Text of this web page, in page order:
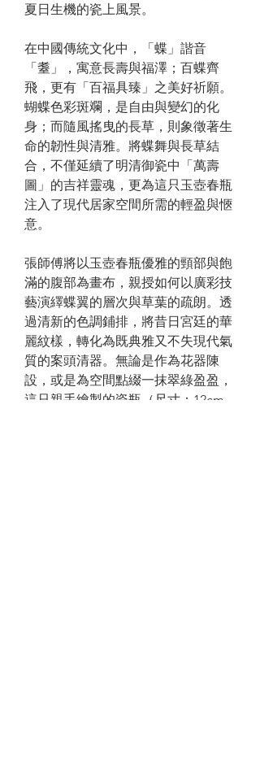
夏日生機的瓷上風景。
在中國傳統文化中，「蝶」諧音
「耋」，寓意長壽與福澤；百蝶齊
飛，更有「百福具臻」之美好祈願。
蝴蝶色彩斑斕，是自由與變幻的化
身；而隨風搖曳的長草，則象徵著生
命的韌性與清雅。將蝶舞與長草結
合，不僅延續了明清御瓷中「萬壽
圖」的吉祥靈魂，更為這只玉壺春瓶
注入了現代居家空間所需的輕盈與愜
意。
張師傅將以玉壺春瓶優雅的頸部與飽
滿的腹部為畫布，親授如何以廣彩技
藝演繹蝶翼的層次與草葉的疏朗。透
過清新的色調鋪排，將昔日宮廷的華
麗紋樣，轉化為既典雅又不失現代氣
質的案頭清器。無論是作為花器陳
設，或是為空間點綴一抹翠綠盈盈，
這只親手繪製的瓷瓶（尺寸：12cm